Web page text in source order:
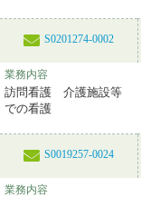
S0201274-0002
業務内容
訪問看護 介護施設等
での看護
S0019257-0024
業務内容